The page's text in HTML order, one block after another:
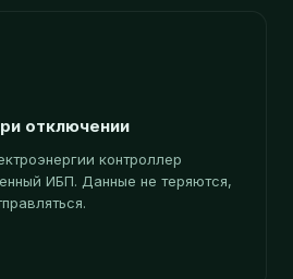
отключении
контроллер
ИБП. Данные не теряются,